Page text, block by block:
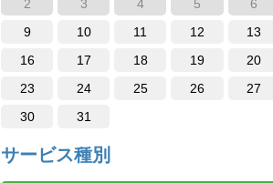
2 3 4 5 6
9
10 11 12 13
16
17 18 19 20
23
24 25 26 27
30
31
サービス種別